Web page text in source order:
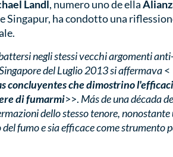
Landl, numero uno de ella
Singapur, ha condotto una
negli stessi vecchi argomenti
del Luglio 2013 si affermava<
concluyentes che dimostrino
di fumarmi>>. Más de una década
dello stesso tenore, nonostante
fumo e sia efficace come strumento